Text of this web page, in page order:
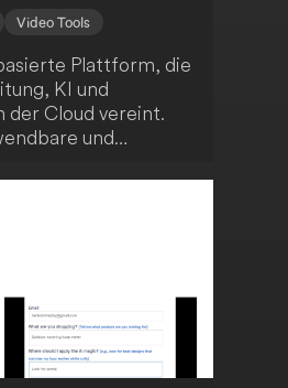
Video Tools
Plattform, die
KI und
der Cloud vereint.
und
Zusammenarbeit,
macht.